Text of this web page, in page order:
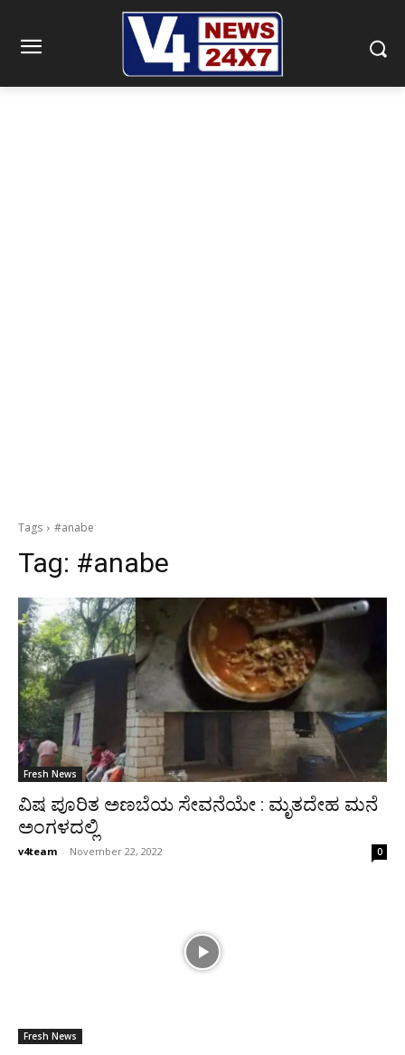
Tags #anabe
Tag: #anabe
Fresh News
ವಿಷ ಪೂರಿತ ಅಣಬೆಯ ಸೇವನೆಯೇ : ಮೃತದೇಹ ಮನೆ
ಅಂಗಳದಲ್ಲಿ
v4team - November 22, 2022 0
Fresh News